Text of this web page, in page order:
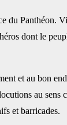
du
dont le
et au bon
au
et barricades.